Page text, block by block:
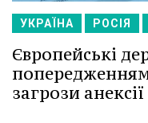
УКРАЇНА РОСІЯ
Європейські
попередженням
загрози